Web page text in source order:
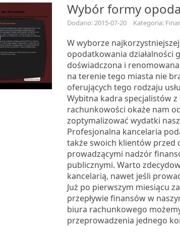
Wybór formy
Dodano: 2015-07-20 Kategoria:
W wyborze
opodatkowania działalności
doświadczona i
na terenie tego miasta nie
oferujących tego rodzaju
Wybitna kadra specjalistów
rachunkowości okaże nam
zoptymalizować wydatki
Profesjonalna kancelaria
także swoich klientów przed
prowadzącymi nadzór
publicznymi. Warto
kancelarią, nawet jeśli
Już po pierwszym miesiącu
przepływie finansów w
biura rachunkowego
przeprowadzenia jednego